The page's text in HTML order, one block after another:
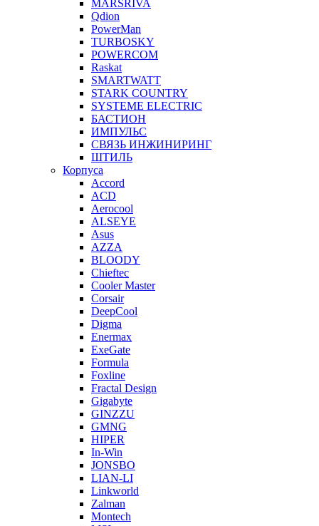
MARSRIVA
Qdion
PowerMan
TURBOSKY
POWERCOM
Raskat
SMARTWATT
STARK COUNTRY
SYSTEME ELECTRIC
БАСТИОН
ИМПУЛЬС
СВЯЗЬ ИНЖИНИРИНГ
ШТИЛЬ
Корпуса
Accord
ACD
Aerocool
ALSEYE
Asus
AZZA
BLOODY
Chieftec
Cooler Master
Corsair
DeepCool
Digma
Enermax
ExeGate
Formula
Foxline
Fractal Design
Gigabyte
GINZZU
GMNG
HIPER
In-Win
JONSBO
LIAN-LI
Linkworld
Zalman
Montech